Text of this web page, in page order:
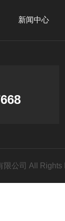
新闻中心
限公司 All